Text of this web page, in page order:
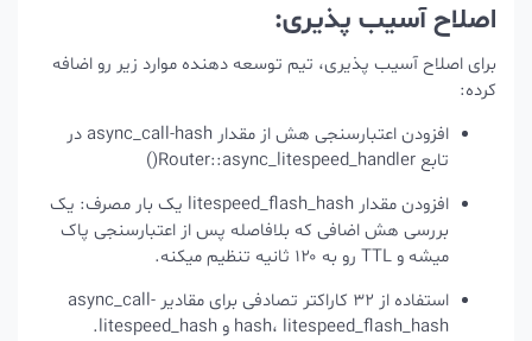
اصلاح آسیب پذیری:
برای اصلاح آسیب پذیری، تیم توسعه دهنده موارد زیر رو اضافه
افزودن اعتبارسنجی هش از مقدارasync_call-hashدر
Router::async_litespeed_handler()
افزودن مقدارlitespeed_flash_hashیک بار مصرف: یک
بررسی هش اضافی که بلافاصله پس از اعتبارسنجی پاک
میشه و TTL رو به ۱۲۰ ثانیه تنظیم میکنه.
استفاده از ۳۲ کاراکتر تصادفی برای مقادیر
async_call-
hash،litespeed_flash_hash وlitespeed_hash
.